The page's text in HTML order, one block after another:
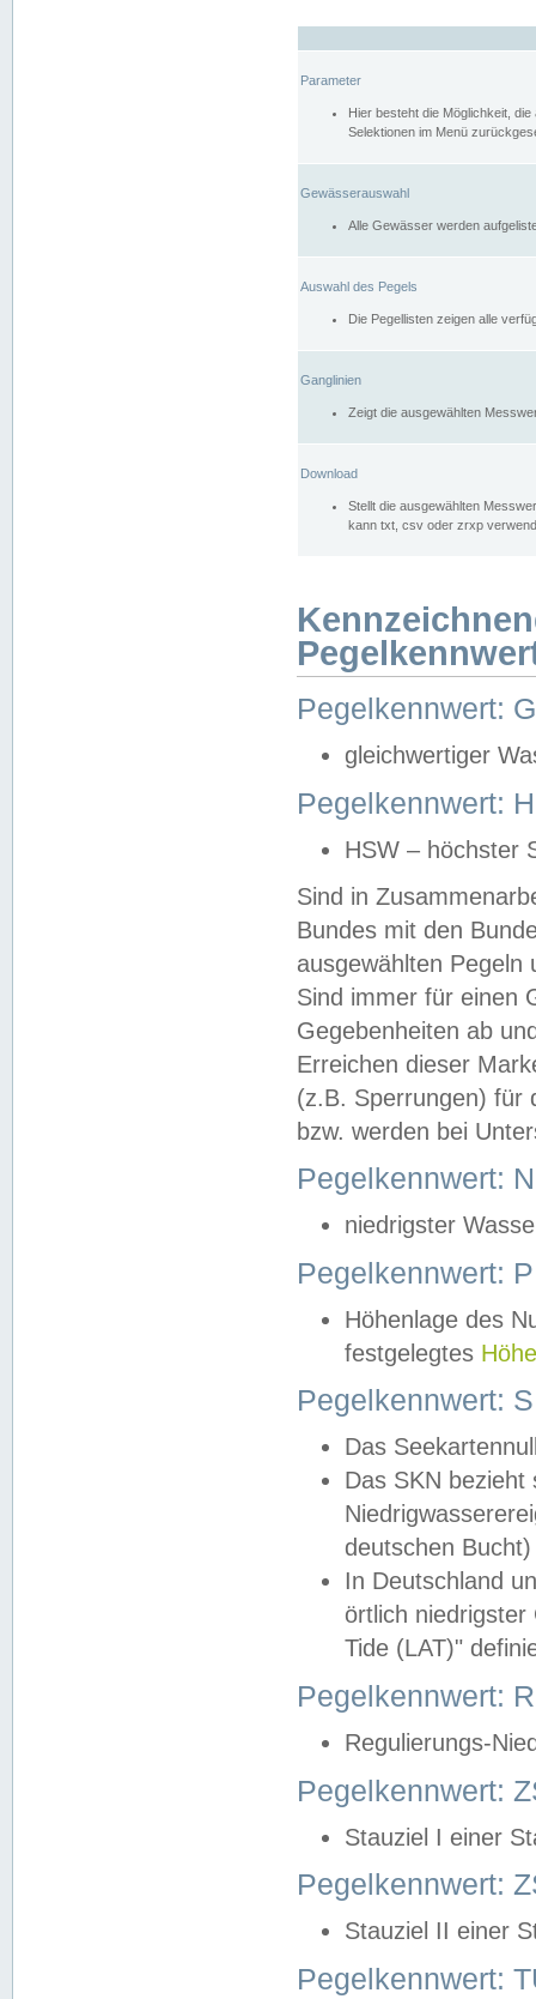
Parameter
Hier besteht die Möglichkeit,
Selektionen im Menü
Gewässerauswahl
Alle Gewässer werden
Auswahl des Pegels
Die Pegellisten zeigen alle
Ganglinien
Zeigt die ausgewählten
Download
Stellt die ausgewählten
kann txt, csv oder zrxp
Pegelkennwert:
gleichwertiger
Pegelkennwert:
HSW – höchster
Sind in
Bundes mit den
ausgewählten
Sind immer für einen
Gegebenheiten ab
Erreichen dieser
(z.B. Sperrungen) für
bzw. werden bei
Pegelkennwert:
niedrigster
Pegelkennwert:
Höhenlage des
festgelegtes
Pegelkennwert:
Das
Das SKN
deutschen
In Deutschland
örtlich
Tide (LAT)"
Pegelkennwert:
Regulierungs-
Pegelkennwert:
Stauziel I einer
Pegelkennwert:
Stauziel II einer
Pegelkennwert: